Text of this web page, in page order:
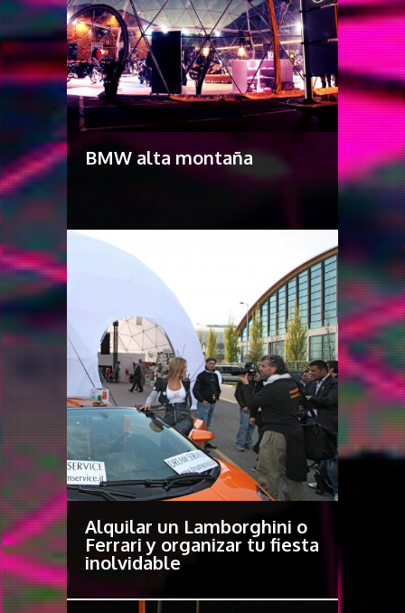
BMW alta montaña
Alquilar un Lamborghini o
Ferrari y organizar tu fiesta
inolvidable